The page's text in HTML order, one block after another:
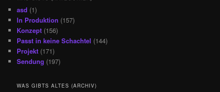
asd (1)
In Produktion (157)
Konzept (156)
Passt in keine Schachtel (144)
Projekt (171)
Sendung (197)
WAS GIBTS ALTES (ARCHIV)